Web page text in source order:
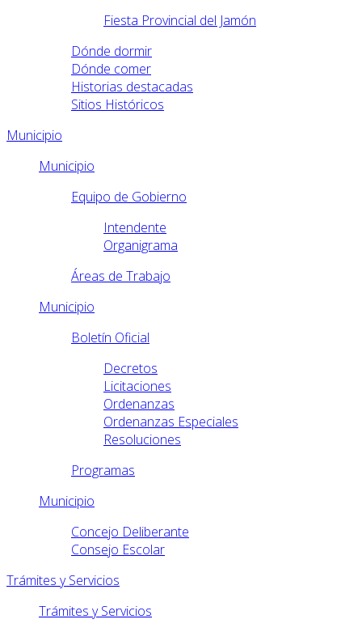
Fiesta Provincial del Jamón
Dónde dormir
Dónde comer
Historias destacadas
Sitios Históricos
Municipio
Municipio
Equipo de Gobierno
Intendente
Organigrama
Áreas de Trabajo
Municipio
Boletín Oficial
Decretos
Licitaciones
Ordenanzas
Ordenanzas Especiales
Resoluciones
Programas
Municipio
Concejo Deliberante
Consejo Escolar
Trámites y Servicios
Trámites y Servicios